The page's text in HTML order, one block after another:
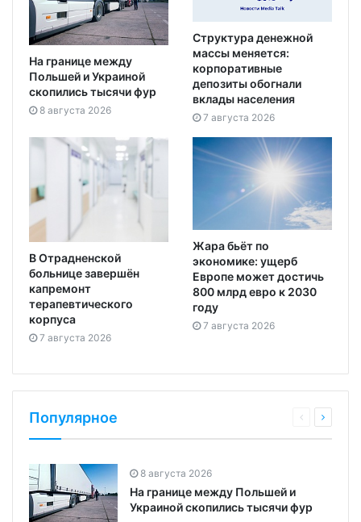
На границе между
Польшей и Украиной
скопились тысячи фур
8 августа 2026
Структура денежной
массы меняется:
корпоративные
депозиты обогнали
вклады населения
7 августа 2026
В Отрадненской
больнице завершён
капремонт
терапевтического
корпуса
7 августа 2026
Жара бьёт по
экономике: ущерб
Европе может достичь
800 млрд евро к 2030
году
7 августа 2026
Популярное
8 августа 2026
На границе между Польшей и
Украиной скопились тысячи фур